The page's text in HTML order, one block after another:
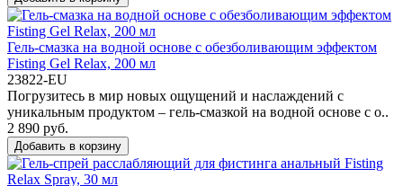
Гель-смазка на водной основе c обезболивающим эффектом
Fisting Gel Relax, 200 мл
23822-EU
Погрузитесь в мир новых ощущений и наслаждений с
уникальным продуктом – гель-смазкой на водной основе с о..
2 890 руб.
Добавить в корзину